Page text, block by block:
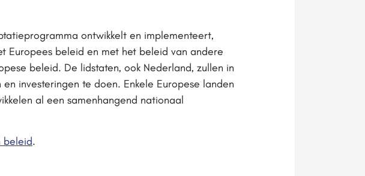
ontwikkelt en implementeert,
Europees beleid en met het beleid van andere
beleid. De lidstaten, ook Nederland, zullen in
investeringen te doen. Enkele Europese landen
al een samen­hangend nationaal
beleid.